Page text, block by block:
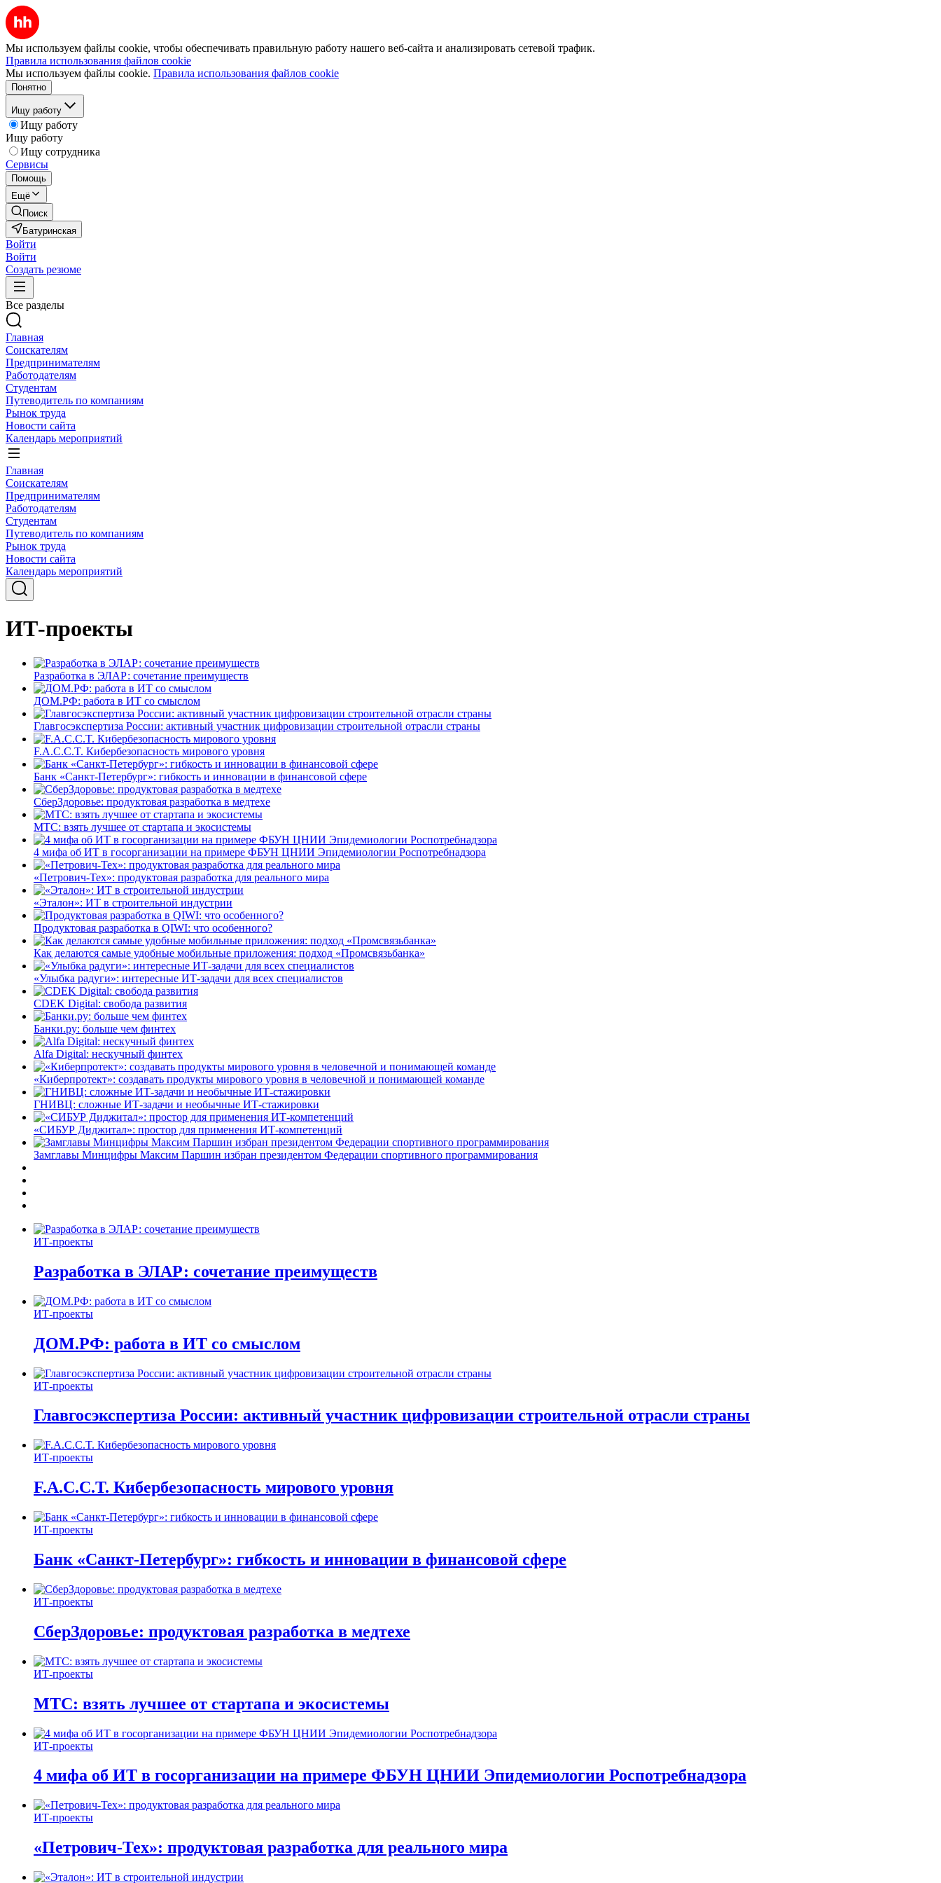
Мы используем файлы cookie, чтобы обеспечивать правильную работу нашего веб-сайта и анализировать сетевой трафик.
Правила использования файлов cookie
Мы используем файлы cookie. Правила использования файлов cookie
Понятно
Ищу работу
Ищу работу
Ищу работу
Ищу сотрудника
Сервисы
Помощь
Ещё
Поиск
Батуринская
Войти
Войти
Создать резюме
Все разделы
Главная
Соискателям
Предпринимателям
Работодателям
Студентам
Путеводитель по компаниям
Рынок труда
Новости сайта
Календарь мероприятий
Главная
Соискателям
Предпринимателям
Работодателям
Студентам
Путеводитель по компаниям
Рынок труда
Новости сайта
Календарь мероприятий
ИТ-проекты
Разработка в ЭЛАР: сочетание преимуществ
ДОМ.РФ: работа в ИТ со смыслом
Главгосэкспертиза России: активный участник цифровизации строительной отрасли страны
F.A.C.C.T. Кибербезопасность мирового уровня
Банк «Санкт-Петербург»: гибкость и инновации в финансовой сфере
СберЗдоровье: продуктовая разработка в медтехе
МТС: взять лучшее от стартапа и экосистемы
4 мифа об ИТ в госорганизации на примере ФБУН ЦНИИ Эпидемиологии Роспотребнадзора
«Петрович-Тех»: продуктовая разработка для реального мира
«Эталон»: ИТ в строительной индустрии
Продуктовая разработка в QIWI: что особенного?
Как делаются самые удобные мобильные приложения: подход «Промсвязьбанка»
«Улыбка радуги»: интересные ИТ-задачи для всех специалистов
CDEK Digital: свобода развития
Банки.ру: больше чем финтех
Alfa Digital: нескучный финтех
«Киберпротект»: создавать продукты мирового уровня в человечной и понимающей команде
ГНИВЦ: сложные ИТ‑задачи и необычные ИТ‑стажировки
«СИБУР Диджитал»: простор для применения ИТ-компетенций
Замглавы Минцифры Максим Паршин избран президентом Федерации спортивного программирования
ИТ-проекты
Разработка в ЭЛАР: сочетание преимуществ
ИТ-проекты
ДОМ.РФ: работа в ИТ со смыслом
ИТ-проекты
Главгосэкспертиза России: активный участник цифровизации строительной отрасли страны
ИТ-проекты
F.A.C.C.T. Кибербезопасность мирового уровня
ИТ-проекты
Банк «Санкт-Петербург»: гибкость и инновации в финансовой сфере
ИТ-проекты
СберЗдоровье: продуктовая разработка в медтехе
ИТ-проекты
МТС: взять лучшее от стартапа и экосистемы
ИТ-проекты
4 мифа об ИТ в госорганизации на примере ФБУН ЦНИИ Эпидемиологии Роспотребнадзора
ИТ-проекты
«Петрович-Тех»: продуктовая разработка для реального мира